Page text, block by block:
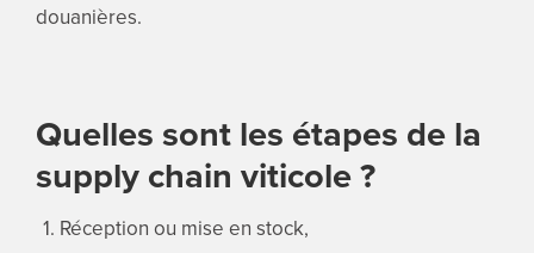
douanières.
Quelles sont les étapes de la
supply chain viticole ?
Réception ou mise en stock,